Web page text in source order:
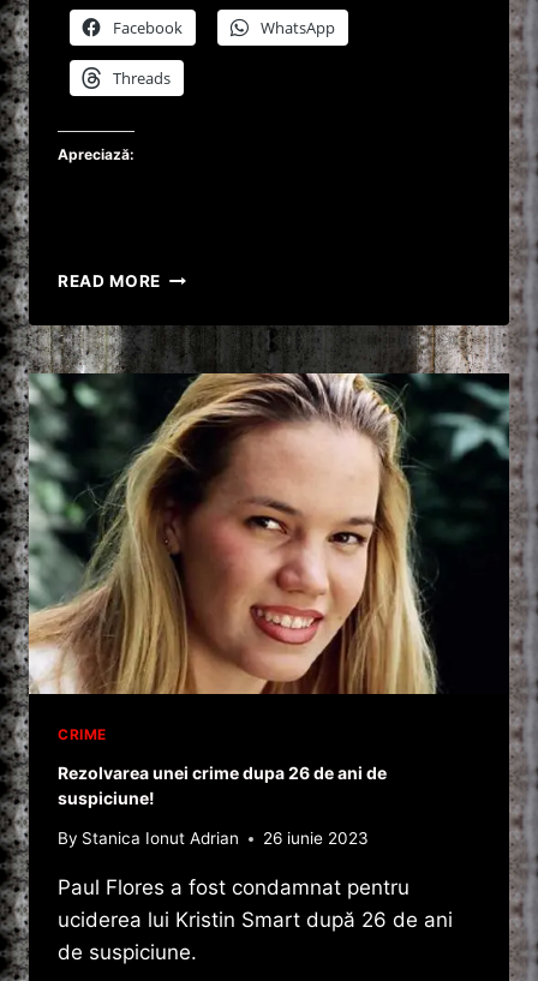
Facebook WhatsApp
Threads
Apreciază:
READ MORE CRIMINAL
VÂRSTA
DE
14
ANI
!
CRIME
Rezolvarea unei crime dupa 26 de ani de
suspiciune!
By Stanica Ionut Adrian 26 iunie 2023
Paul Flores a fost condamnat pentru
uciderea lui Kristin Smart după 26 de ani
de suspiciune.